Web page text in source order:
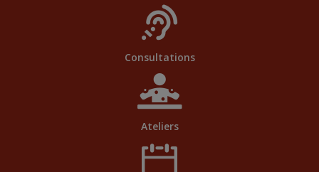
Consultations
Ateliers